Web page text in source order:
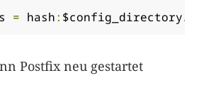
= hash: $config_directory/
Postfix neu gestartet